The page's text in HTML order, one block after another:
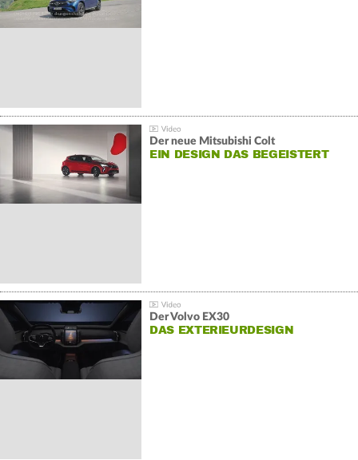
Der neue Mitsubishi Colt
EIN DESIGN DAS BEGEISTERT
Der Volvo EX30
DAS EXTERIEURDESIGN